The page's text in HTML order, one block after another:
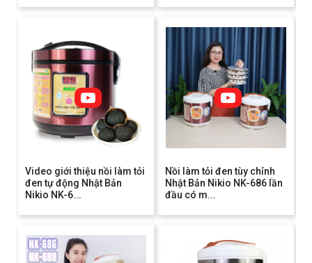
Video giới thiệu nồi làm tỏi
đen tự động Nhật Bản
Nikio NK-6...
Nồi làm tỏi đen tùy chỉnh
Nhật Bản Nikio NK-686 lần
đầu có m...